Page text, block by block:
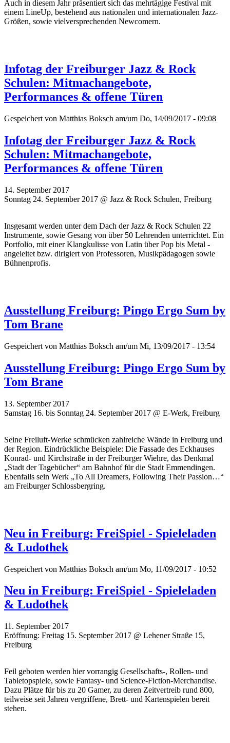
Auch in diesem Jahr präsentiert sich das mehrtägige Festival mit
einem LineUp, bestehend aus nationalen und internationalen Jazz-
Größen, sowie vielversprechenden Newcomern.
Infotag der Freiburger Jazz & Rock
Schulen: Mitmachangebote,
Performances & offene Türen
Gespeichert von Matthias Boksch am/um Do, 14/09/2017 - 09:08
Infotag der Freiburger Jazz & Rock
Schulen: Mitmachangebote,
Performances & offene Türen
14. September 2017
Sonntag 24. September 2017 @ Jazz & Rock Schulen, Freiburg
Insgesamt werden unter dem Dach der Jazz & Rock Schulen 22
Instrumente, sowie Gesang von über 50 Lehrenden unterrichtet. Ein
Portfolio, mit einer Klangkulisse von Latin über Pop bis Metal -
angeleitet bzw. dirigiert von Professoren, Musikpädagogen sowie
Bühnenprofis.
Ausstellung Freiburg: Pingo Ergo Sum by
Tom Brane
Gespeichert von Matthias Boksch am/um Mi, 13/09/2017 - 13:54
Ausstellung Freiburg: Pingo Ergo Sum by
Tom Brane
13. September 2017
Samstag 16. bis Sonntag 24. September 2017 @ E-Werk, Freiburg
Seine Freiluft-Werke schmücken zahlreiche Wände in Freiburg und
der Region. Eindrückliche Beispiele: Die Fassade des Eckhauses
Konrad- und Kirchstraße in der Freiburger Wiehre, das Denkmal
„Stadt der Tagebücher“ am Bahnhof für die Stadt Emmendingen.
Ebenfalls sein Werk „To All Dreamers, Following Their Passion…“
am Freiburger Schlossbergring.
Neu in Freiburg: FreiSpiel - Spieleladen
& Ludothek
Gespeichert von Matthias Boksch am/um Mo, 11/09/2017 - 10:52
Neu in Freiburg: FreiSpiel - Spieleladen
& Ludothek
11. September 2017
Eröffnung: Freitag 15. September 2017 @ Lehener Straße 15,
Freiburg
Feil geboten werden hier vorrangig Gesellschafts-, Rollen- und
Tabletopspiele, sowie Fantasy- und Science-Fiction-Merchandise.
Dazu Plätze für bis zu 20 Gamer, zu deren Zeitvertreib rund 800,
teilweise seit Jahren vergriffene, Brett- und Kartenspielen bereit
stehen.